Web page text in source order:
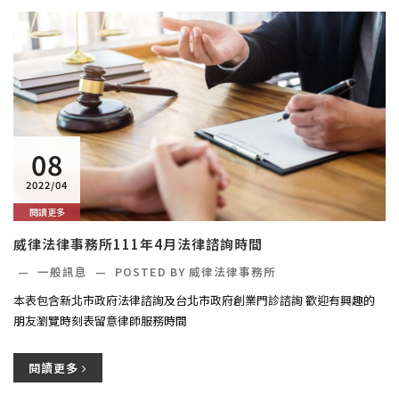
08
2022/04
閱讀更多
威律法律事務所111年4月法律諮詢時間
— 一般訊息 —
POSTED BY 威律法律事務所
本表包含新北市政府法律諮詢及台北市政府創業門診諮詢 歡迎有興趣的
朋友瀏覽時刻表留意律師服務時間
閱讀更多